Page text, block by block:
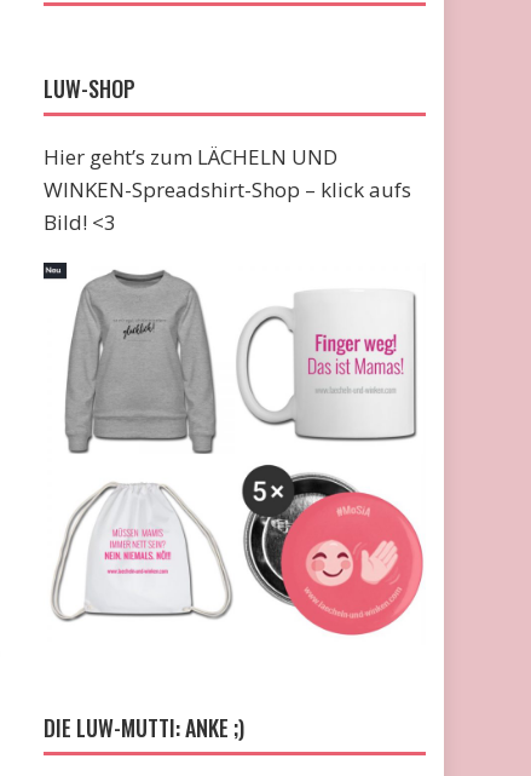
LUW-SHOP
Hier geht’s zum LÄCHELN UND
WINKEN-Spreadshirt-Shop – klick aufs
Bild! <3
DIE LUW-MUTTI: ANKE ;)